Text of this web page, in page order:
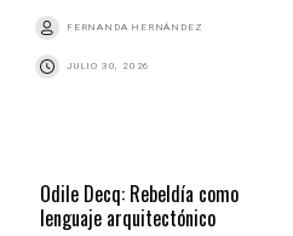
FERNANDA HERNÁNDEZ
JULIO 30, 2026
Odile Decq: Rebeldía como
lenguaje arquitectónico